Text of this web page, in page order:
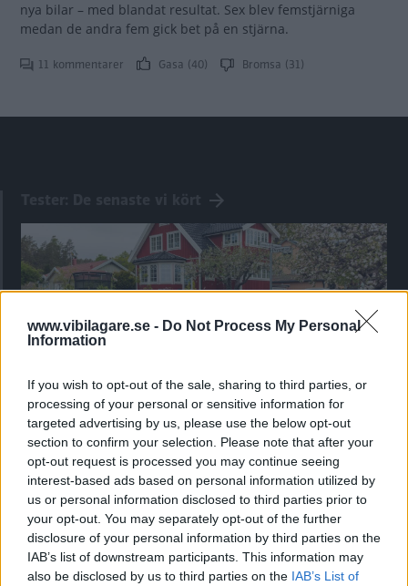
www.vibilagare.se - Do Not Process My Personal
Information
If you wish to opt-out of the sale, sharing to third parties, or
processing of your personal or sensitive information for
targeted advertising by us, please use the below opt-out
section to confirm your selection. Please note that after your
opt-out request is processed you may continue seeing
interest-based ads based on personal information utilized by
us or personal information disclosed to third parties prior to
your opt-out. You may separately opt-out of the further
disclosure of your personal information by third parties on the
IAB’s list of downstream participants. This information may
also be disclosed by us to third parties on the IAB’s List of
nya bilar – med blandat resultat. Sex blev femstjärniga
medan de andra fem gick bet på en stjärna.
11 kommentarer Gasa (40) Bromsa (31)
Kia utmanar i kombiklassen – blir omkörd
av ”gamlingen”
Nykomlingen fälls av en besvärande nackdel.